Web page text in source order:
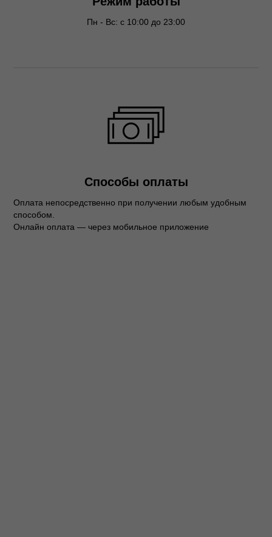
Пн - Вс: с 10:00 до 23:00
Способы оплаты
Оплата непосредственно при получении любым удобным
способом.
Онлайн оплата — через мобильное приложение